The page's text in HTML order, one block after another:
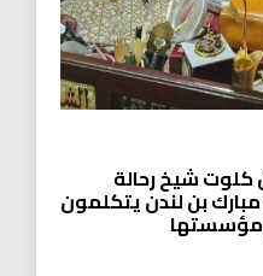
كلوت شيخ رحالة
مبارك بن لندن يتكلمون